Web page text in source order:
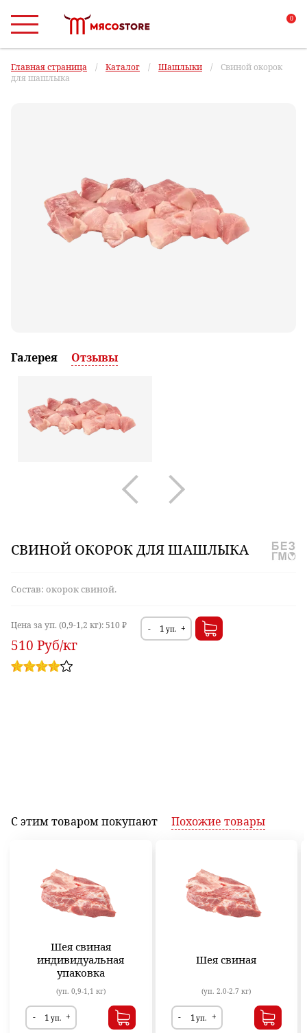
0
Главная страница / Каталог / Шашлыки / Свиной окорок
для шашлыка
Галерея Отзывы
СВИНОЙ ОКОРОК ДЛЯ ШАШЛЫКА
Состав: окорок свиной.
Цена за уп. (0,9-1,2 кг):510 ₽
510 Руб/кг
- +
уп.
С этим товаромпокупают Похожие товары
Шея свиная
индивидуальная
упаковка
(уп. 0,9-1,1 кг)
- +
уп.
Шея свиная
(уп. 2.0-2.7 кг)
- +
уп.